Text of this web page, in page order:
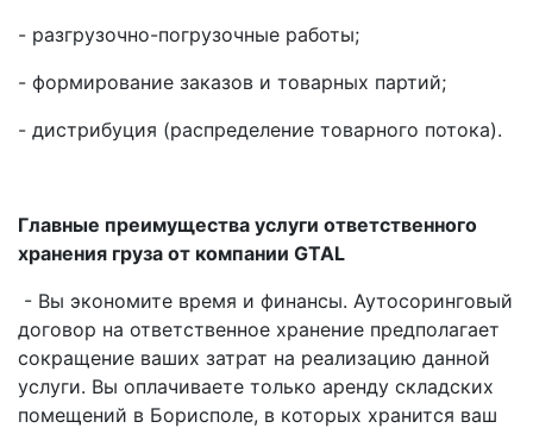
- разгрузочно-погрузочные работы;
- формирование заказов и товарных партий;
- дистрибуция (распределение товарного потока).
Главные преимущества услуги ответственного
хранения груза от компании GTAL
- Вы экономите время и финансы. Аутосоринговый
договор на ответственное хранение предполагает
сокращение ваших затрат на реализацию данной
услуги. Вы оплачиваете только аренду складских
помещений в Борисполе, в которых хранится ваш